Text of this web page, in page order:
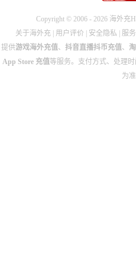
Copyright © 2006 - 2026 海外充
关于海外充
用户评价 安全隐私 服
提供游戏海外充值、 抖音直播抖币充值、
App Store 充值等服务。支付方式、处理
为准